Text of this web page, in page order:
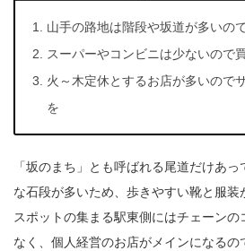
山手の路地は階段や坂道が多いの
スーパーやコンビニは少ないので
火～木定休とするお店が多いので
を
「坂のまち」とも呼ばれる尾道だけあ
な石段が多いため、歩きやすい靴と服
スポットの集まる駅東側にはチェーン
なく、個人経営のお店がメインになる